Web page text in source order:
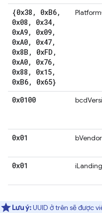
{0x38 , 0xB6,
0x08 , 0x34,
0xA9, 0x09,
0xA0, 0x47,
0x8B , 0xFD ,
0xA0, 0x76,
0x88 , 0x15,
0xB6, 0x65}
0x0100
0x01
0x01
Lưu ý:UUID ở trên sẽ được